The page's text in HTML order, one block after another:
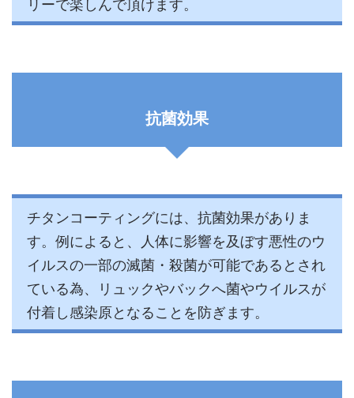
抗菌効果
チタンコーティングには、抗菌効果がありま
す。例によると、人体に影響を及ぼす悪性のウ
イルスの一部の滅菌・殺菌が可能であるとされ
ている為、リュックやバックへ菌やウイルスが
付着し感染原となることを防ぎます。